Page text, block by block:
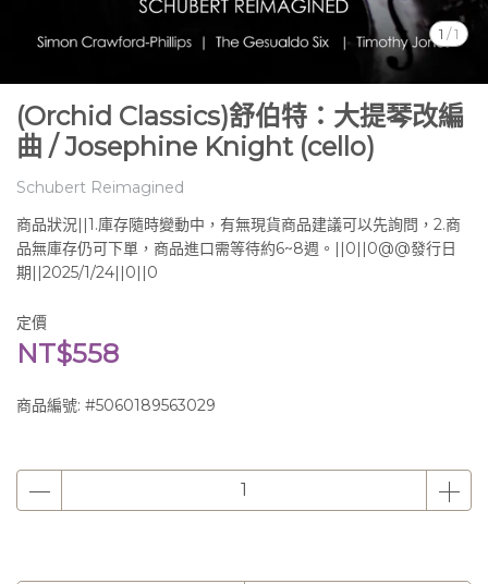
1 /1
(Orchid Classics)舒伯特：大提琴改編
曲 / Josephine Knight (cello)
Schubert Reimagined
商品狀況||1.庫存隨時變動中，有無現貨商品建議可以先詢問，2.商
品無庫存仍可下單，商品進口需等待約6~8週。||0||0@@發行日
期||2025/1/24||0||0
定價
NT$558
商品編號: #5060189563029